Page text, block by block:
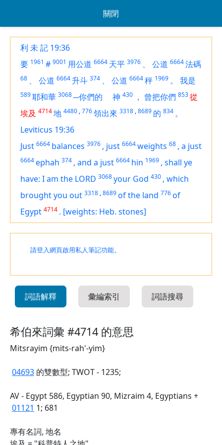
關閉
利 未 記 19:36
要 1961 # 9001 用公道 6664 天平 3976 、 公道 6664法碼
68 、 公道 6664 升斗 374 、 公道 6664秤 1969 。 我是
589耶和華 3068─你們的 神 430 ， 曾把你們 853從
埃及 4714地 4480 ,776領出來 3318 ,8689 的 834 。
Leviticus 19:36
Just 6664 balances 3976 , just 6664weights 68 , a just
6664ephah 374 , and a just 6664 hin 1969 , shall ye
have: Iam the LORD 3068your God 430 , which
brought you out 3318 ,8689of the land 776of
Egypt 4714 . [weights: Heb. stones]
請登入網頁啟用私人筆記功能。
詞語解釋 彙編索引 詞語搜尋
希伯來詞彙 #4714 的意思
Mitsrayim {mits-rah'-yim}
04693 的雙數型; TWOT - 1235;
AV - Egypt 586, Egyptian 90, Mizraim 4, Egyptians +
01121 1; 681
專有名詞, 地名